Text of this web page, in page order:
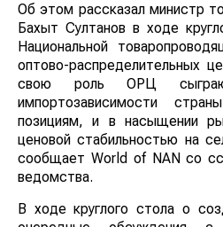
Об этом рассказал министр
Бахыт Султанов в ходе
Национальной
оптово-распределительных
свою роль ОРЦ
импортозависимости
позициям, и в насыщении
ценовой стабильностью на
сообщает World of NAN со
ведомства.
В ходе круглого стола о